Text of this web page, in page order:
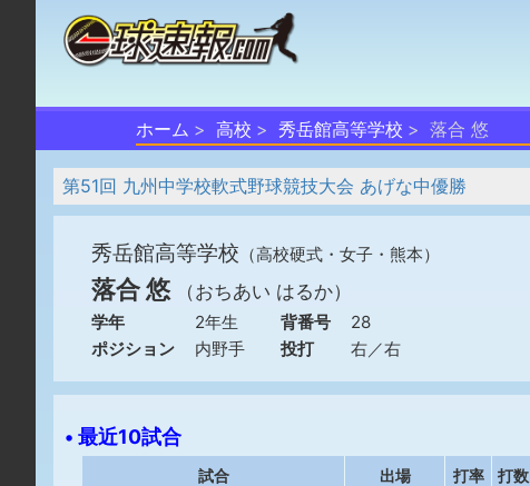
ホーム 高校 秀岳館高等学校 落合 悠
第51回 九州中学校軟式野球競技大会 あげな中優勝
秀岳館高等学校 （高校硬式・女子・熊本）
落合 悠 （おちあい はるか）
学年 2年生 背番号
28
ポジション
内野手 投打 右／右
• 最近10試合
試合 出場 打率 打数